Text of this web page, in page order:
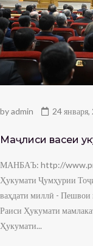
byadmin 24
Маҷлиси васеи
МАНБАЪ: http://
Ҳукумати Ҷумҳурии
ваҳдати миллӣ - Пешвои
Раиси Ҳукумати
Ҳукумати...